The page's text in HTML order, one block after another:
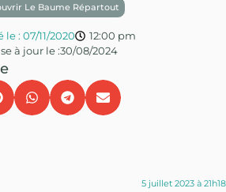
Le Baume Répartout
le : 07/11/2020
12:00 pm
à jour le :30/08/2024
5 juillet 2023 à 21h18